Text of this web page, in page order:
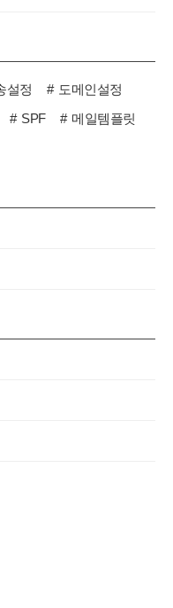
설정
도메인설정
SPF
메일템플릿